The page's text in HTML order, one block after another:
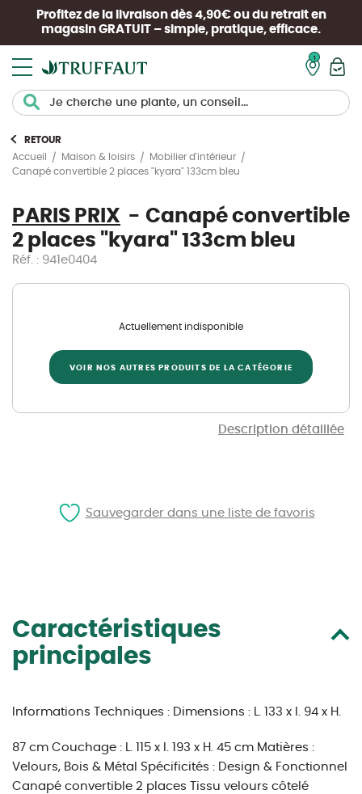
Profitez de la livraison dès 4,90€ ou du retrait en
magasin GRATUIT – simple, pratique, efficace.
RETOUR
Accueil
Maison & loisirs
Mobilier d'intérieur
Canapé convertible 2 places "kyara" 133cm bleu
PARIS PRIX
Canapé convertible
2 places "kyara" 133cm bleu
Réf. : 941e0404
Description détaillée
Actuellement indisponible
VOIR NOS AUTRES PRODUITS DE LA CATÉGORIE
Caractéristiques
principales
Informations Techniques : Dimensions : L. 133 x l. 94 x H.
87 cm Couchage : L. 115 x l. 193 x H. 45 cm Matières :
Velours, Bois & Métal Spécificités : Design & Fonctionnel
Canapé convertible 2 places Tissu velours côtelé
Sauvegarder dans une liste de favoris